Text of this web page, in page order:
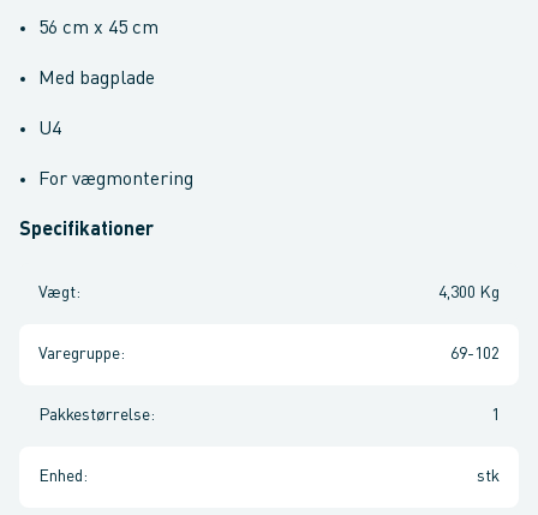
56 cm x 45 cm
Med bagplade
U4
For vægmontering
Specifikationer
Vægt: 4,300 Kg
Varegruppe: 69-102
Pakkestørrelse: 1
Enhed : stk